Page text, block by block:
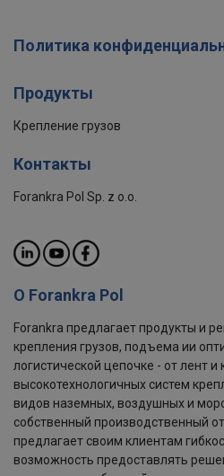
Политика
Продукты
Крепление грузов
Контакты
Forankra Pol Sp. z o.o.
О Forankra Pol
Forankra предлагает продукты и
крепления грузов, подъема ии
логистической цепочке - от лент
высокотехнологичных систем
видов наземных, воздушных и
собственный производственный
предлагает своим клиентам
возможность предоставлять